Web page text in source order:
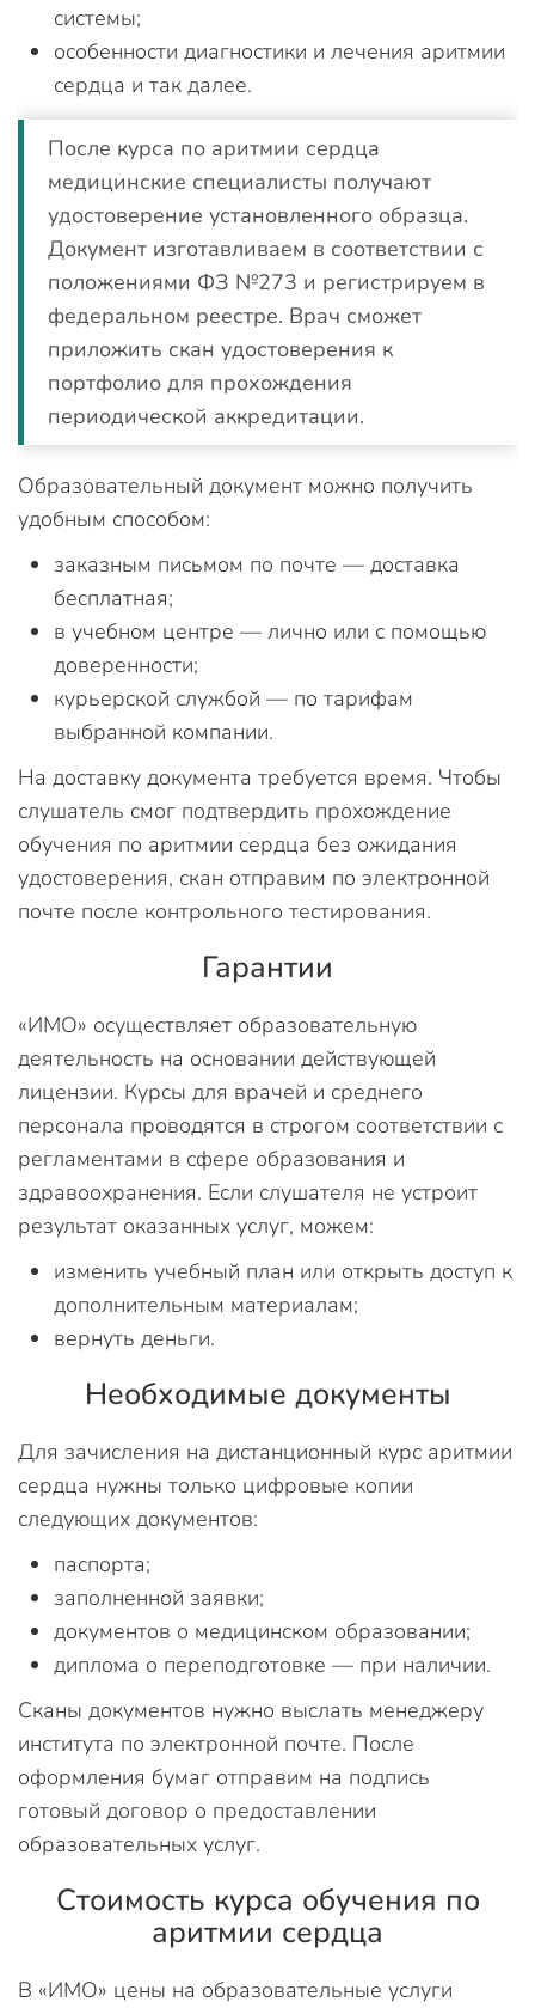
системы;
особенности диагностики и лечения аритмии
сердца и так далее.
После курса по аритмии сердца
медицинские специалисты получают
удостоверение установленного образца.
Документ изготавливаем в соответствии с
положениями ФЗ №273 и регистрируем в
федеральном реестре. Врач сможет
приложить скан удостоверения к
портфолио для прохождения
периодической аккредитации.
Образовательный документ можно получить
удобным способом:
заказным письмом по почте — доставка
бесплатная;
в учебном центре — лично или с помощью
доверенности;
курьерской службой — по тарифам
выбранной компании.
На доставку документа требуется время. Чтобы
слушатель смог подтвердить прохождение
обучения по аритмии сердца без ожидания
удостоверения, скан отправим по электронной
почте после контрольного тестирования.
Гарантии
«ИМО» осуществляет образовательную
деятельность на основании действующей
лицензии. Курсы для врачей и среднего
персонала проводятся в строгом соответствии с
регламентами в сфере образования и
здравоохранения. Если слушателя не устроит
результат оказанных услуг, можем:
изменить учебный план или открыть доступ к
дополнительным материалам;
вернуть деньги.
Необходимые документы
Для зачисления на дистанционный курс аритмии
сердца нужны только цифровые копии
следующих документов:
паспорта;
заполненной заявки;
документов о медицинском образовании;
диплома о переподготовке — при наличии.
Сканы документов нужно выслать менеджеру
института по электронной почте. После
оформления бумаг отправим на подпись
готовый договор о предоставлении
образовательных услуг.
Стоимость курса обучения по
аритмии сердца
В «ИМО» цены на образовательные услуги